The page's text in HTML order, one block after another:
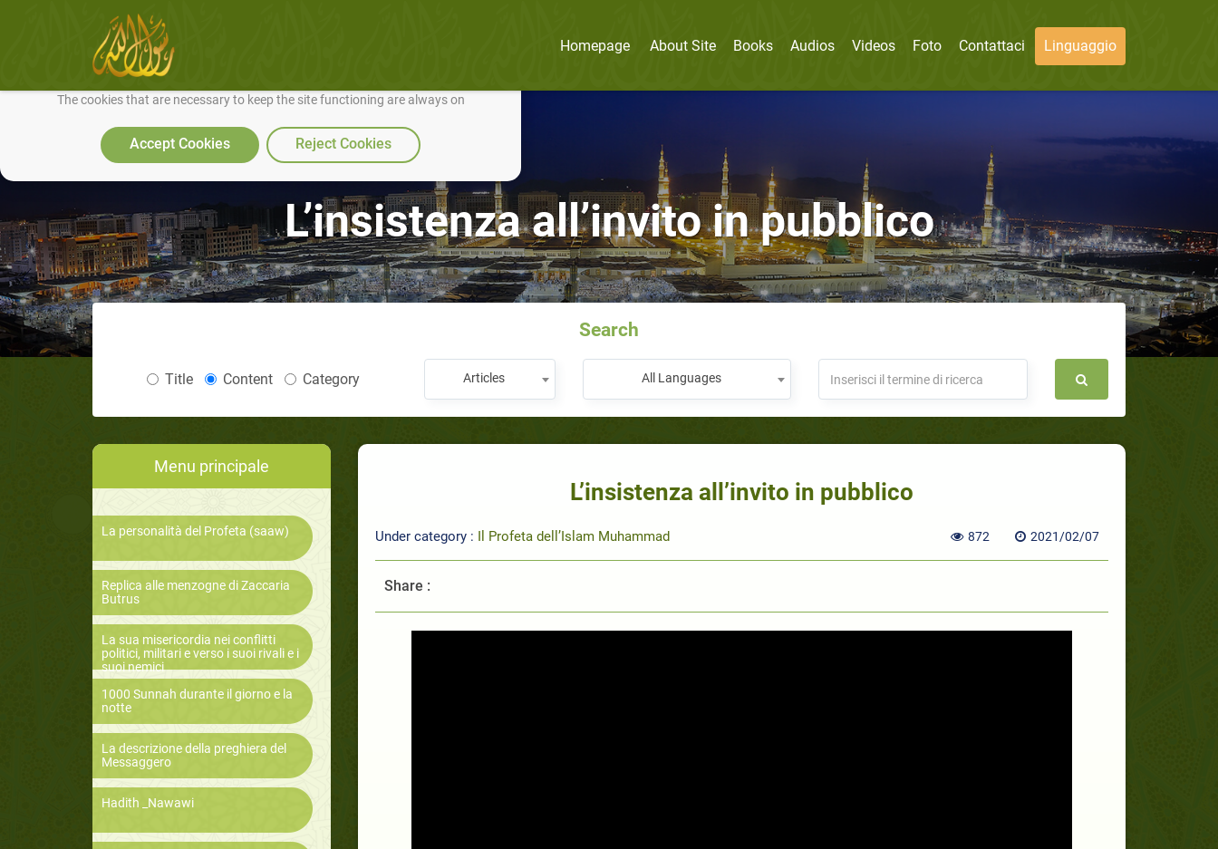
We use cookies to make our site work well for you and so we can continually improve it.
The cookies that are necessary to keep the site functioning are always on
Accept Cookies Reject Cookies
Homepage About Site Books Audios Videos Foto Contattaci Linguaggio
L’insistenza all’invito in pubblico
Search
Title Content Category Articles All Languages
Menu principale
La personalità del Profeta (saaw)
Replica alle menzogne di Zaccaria
Butrus
La sua misericordia nei conflitti
politici, militari e verso i suoi rivali e i
suoi nemici
1000 Sunnah durante il giorno e la
notte
La descrizione della preghiera del
Messaggero
Hadith _Nawawi
L’insistenza all’invito in pubblico
Under category : Il Profeta dell’Islam Muhammad 872 2021/02/07
Share :